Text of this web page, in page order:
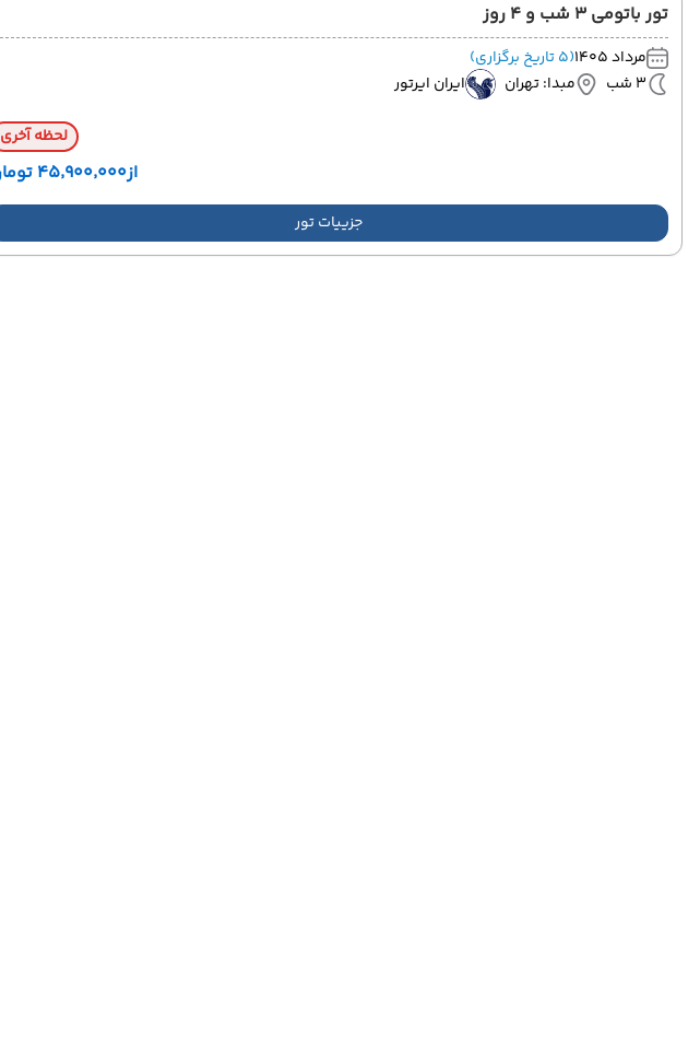
تور باتومی 3 شب و 4 روز
مرداد 1405
(5 تاریخ برگزاری)
3 شب
مبدا: تهران ایران ایرتور
لحظه آخری
از۴۵٬۹۰۰٬۰۰۰ تومان
جزییات تور